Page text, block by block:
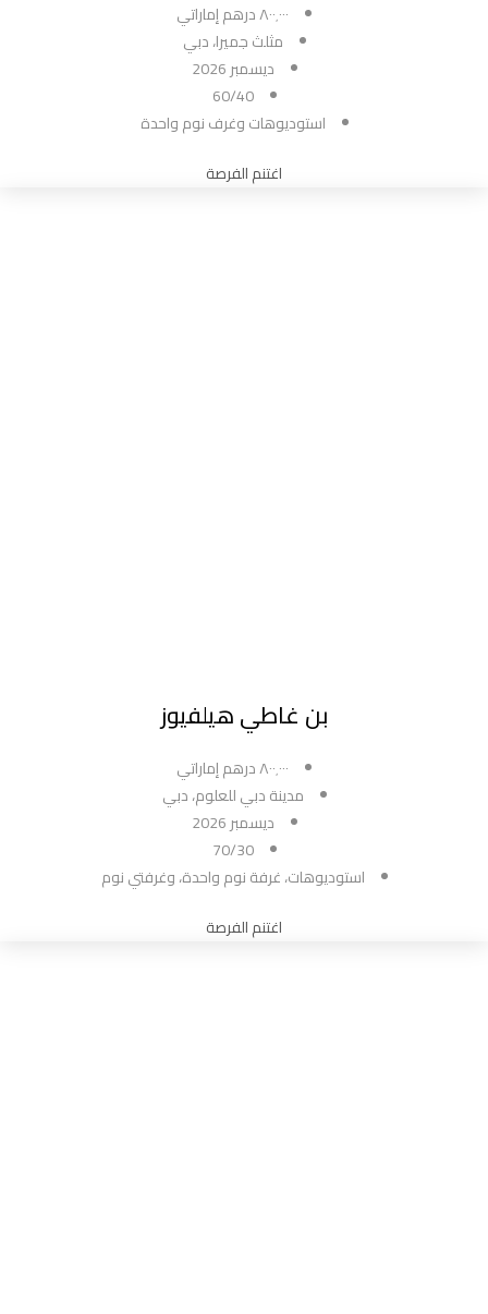
٨٠٠٬٠٠٠ درهم إماراتي
مثلث جميرا، دبي
ديسمبر 2026
60/40
استوديوهات وغرف نوم واحدة
اغتنم الفرصة
بن غاطي هيلفيوز
٨٠٠٬٠٠٠ درهم إماراتي
مدينة دبي للعلوم، دبي
ديسمبر 2026
70/30
استوديوهات، غرفة نوم واحدة، وغرفتي نوم
اغتنم الفرصة